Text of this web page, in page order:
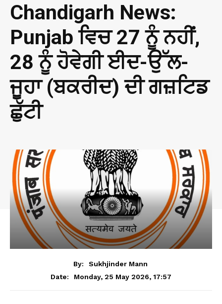
Chandigarh News:
Punjab ਵਿਚ 27 ਨੂੰ ਨਹੀਂ,
28 ਨੂੰ ਹੋਵੇਗੀ ਈਦ-ਉੱਲ-
ਜੂਹਾ (ਬਕਰੀਦ) ਦੀ ਗਜ਼ਟਿਡ
ਛੁੱਟੀ
By:
Sukhjinder Mann
Date:
Monday, 25 May 2026, 17:57